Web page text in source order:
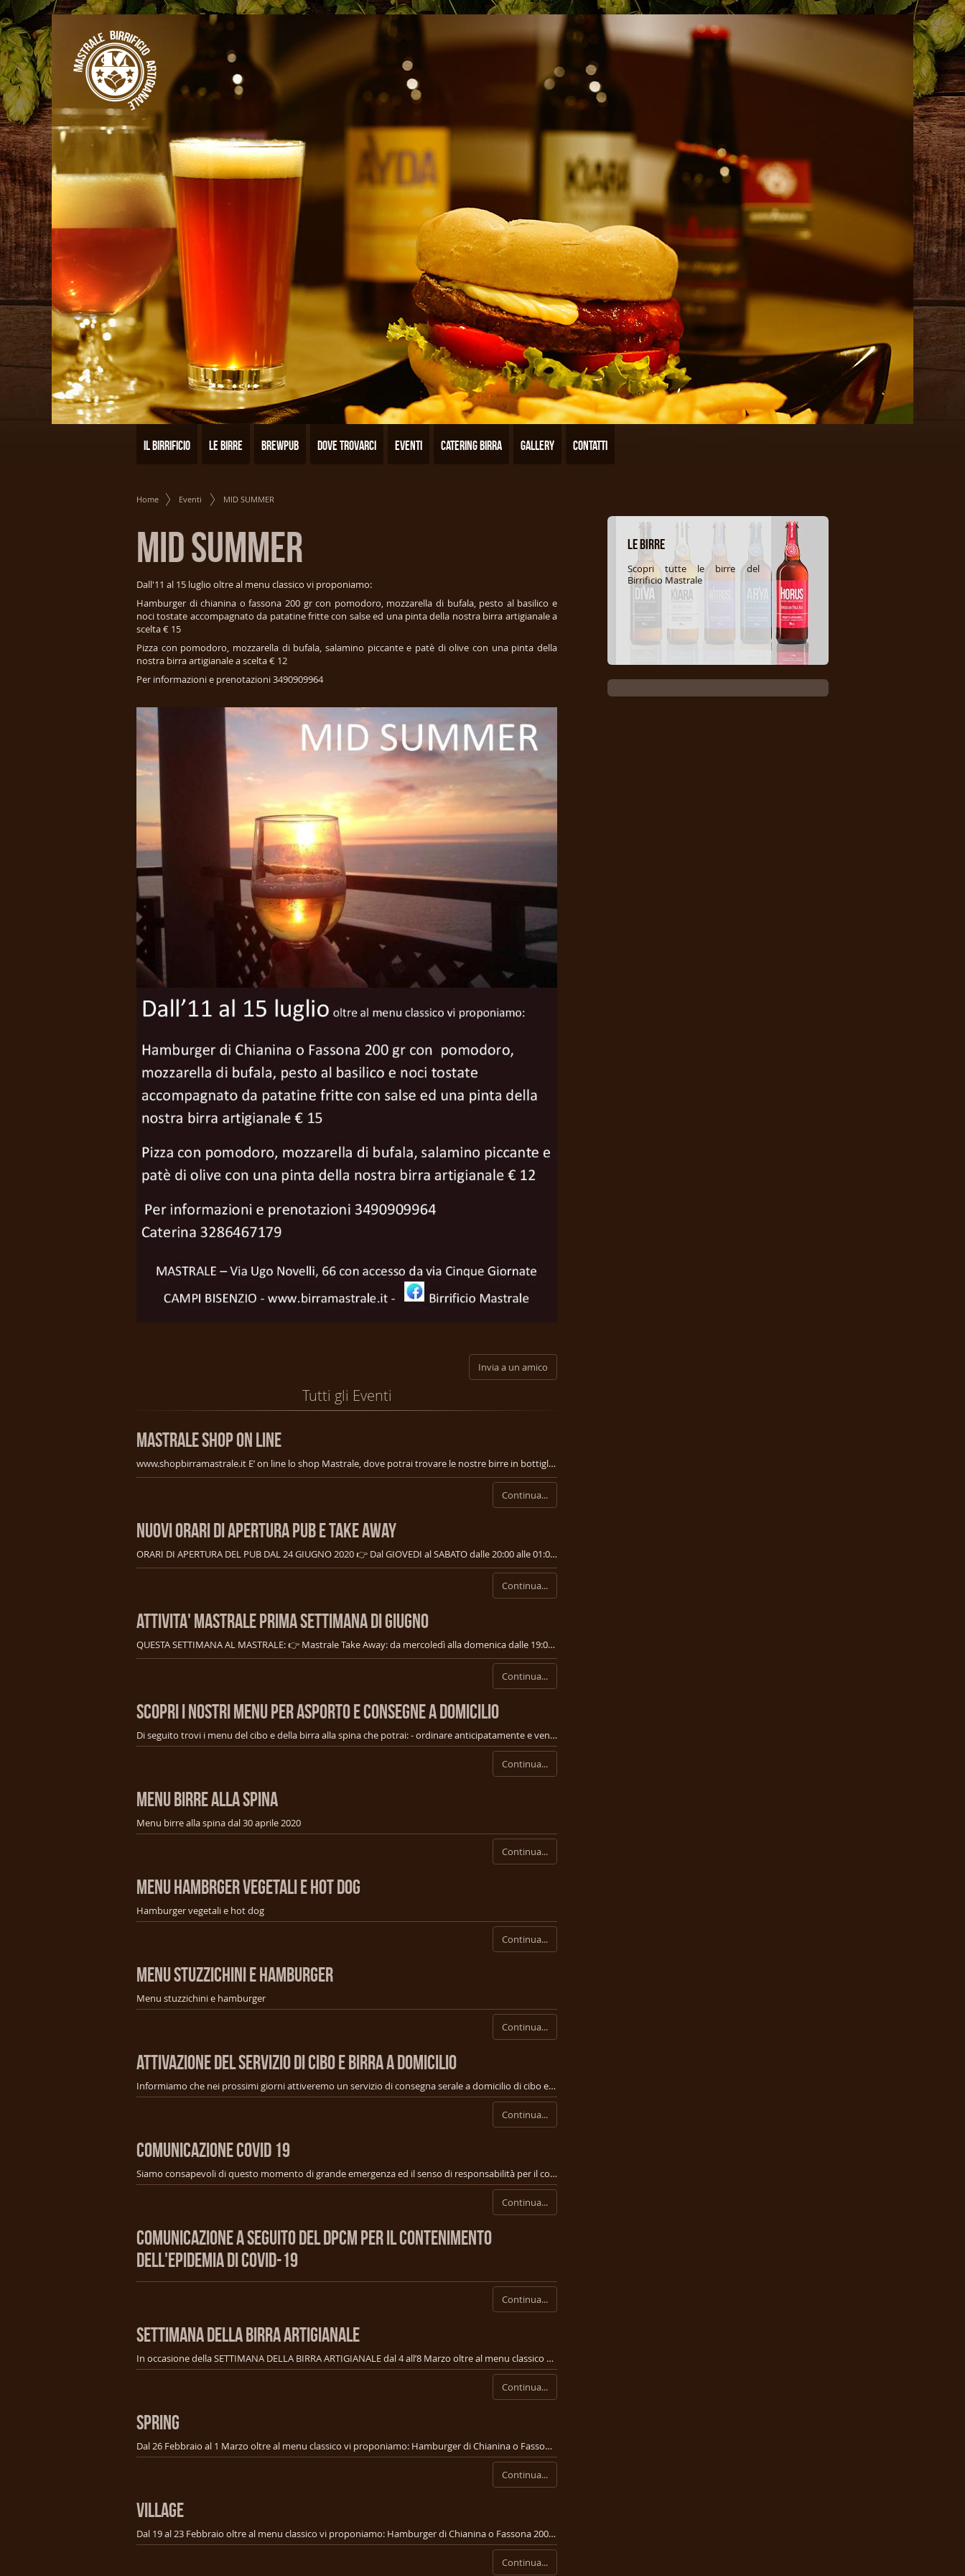
Il birrificio Le birre Brewpub Dove trovarci Eventi Catering Birra Gallery Contatti
Home Eventi MID SUMMER
MID SUMMER
Dall'11 al 15 luglio oltre al menu classico vi proponiamo:
Hamburger di chianina o fassona 200 gr con pomodoro, mozzarella di bufala, pesto al basilico e
noci tostate accompagnato da patatine fritte con salse ed una pinta della nostra birra artigianale a
scelta € 15
Pizza con pomodoro, mozzarella di bufala, salamino piccante e patè di olive con una pinta della
nostra birra artigianale a scelta € 12
Per informazioni e prenotazioni 3490909964
Invia a un amico
Tutti gli Eventi
MASTRALE SHOP ON LINE
www.shopbirramastrale.it E’ on line lo shop Mastrale, dove potrai trovare le nostre birre in bottiglia disponibili e poter usufruire delle relative offerte! 🍺🍺 👉Non ci sono minimi di acquisto, 👉imballo sicuro e gratuito, 👉puoi ordinare on line e venire a ritirare il tuo ordine al pub senza costi aggiuntivi.
Continua...
NUOVI ORARI DI APERTURA PUB E TAKE AWAY
ORARI DI APERTURA DEL PUB DAL 24 GIUGNO 2020 👉 Dal GIOVEDI al SABATO dalle 20:00 alle 01:00. DOMENICA chiuso Vi preghiamo di effettuare la prenotazione. 👉 Mastrale Take Away: da MERCOLEDI al SABATO dalle 19:00 alle 22:00 Ordina via 📞 349 0909964 oppure WhatsApp 349 0909964 oppure 📧 birra.mastrale@gmail.com e passa a ritirare 🚐 al Pub 👉 In alternativa via Deliveroo, ordina e aspetta la consegna a casa
Continua...
ATTIVITA' MASTRALE PRIMA SETTIMANA DI GIUGNO
QUESTA SETTIMANA AL MASTRALE: 👉 Mastrale Take Away: da mercoledì alla domenica dalle 19:00 alle 22:00 Ordina via 📞 349 0909964 oppure WhatsApp 349 0909964 oppure 📧 birra.mastrale@gmail.com e passa a ritirare 🚐 al Pub 👉 In alternativa via Deliveroo: https://deliveroo.it/…/camp…/mastrale-birrificio-artigianale ordina e aspetta la consegna a casa 👉 Mastrale Riapertura Pub: Venerdì 5 e sabato 6 apertura del pub dalle 20:00 alle 01:00.
Continua...
SCOPRI I NOSTRI MENU PER ASPORTO E CONSEGNE A DOMICILIO
Di seguito trovi i menu del cibo e della birra alla spina che potrai: - ordinare anticipatamente e venire a ritirare direttamente (solo una persona su appuntamento); - oredinare dalle ore 19:00 su https://deliveroo.it/it/menu/firenze/campi-bisenzio/mastrale-birrificio-artigianale Se la tua zona non è coperta da Deliveroo chiamaci con un po' di anticipo e potremo organizzare la consegna diretta. 3490909964
Continua...
MENU BIRRE ALLA SPINA
Menu birre alla spina dal 30 aprile 2020
Continua...
MENU HAMBRGER VEGETALI E HOT DOG
Hamburger vegetali e hot dog
Continua...
MENU STUZZICHINI E HAMBURGER
Menu stuzzichini e hamburger
Continua...
ATTIVAZIONE DEL SERVIZIO DI CIBO E BIRRA A DOMICILIO
Informiamo che nei prossimi giorni attiveremo un servizio di consegna serale a domicilio di cibo e birra spillata pochi minuti prima della consegna. Il servizio sarà affidato a deliveroo. Vi informeremo quanto prima sulla data di attivazione e sul menu a domicilio.
Continua...
COMUNICAZIONE COVID 19
Siamo consapevoli di questo momento di grande emergenza ed il senso di responsabilità per il contenimento del COVID 19 è tale che abbiamo ritenuto opportuno chiudere il pub, per la vostra e la nostra salute. Il momento è difficile, ma se contribuiremo tutti ad evitare il diffondersi della malattia ne usciremo prima. Siamo vicini a tutti i gestori dei locali che hanno saputo prendere questa saggia decisione.
Continua...
COMUNICAZIONE A SEGUITO DEL DPCM PER IL CONTENIMENTO
DELL'EPIDEMIA DI COVID-19
Continua...
SETTIMANA DELLA BIRRA ARTIGIANALE
In occasione della SETTIMANA DELLA BIRRA ARTIGIANALE dal 4 all’8 Marzo oltre al menu classico MASTRALE propone: MENU DEGUSTAZIONE - Flan di spinaci con fondutina di taleggio servito con focaccia artigianale; - Hamburger da 150 gr a scelta dal menu con pane artigianale accompagnato da patatine fritte con salse con degustazione di due calici di birra o una pinta a scelta € 16
Continua...
SPRING
Dal 26 Febbraio al 1 Marzo oltre al menu classico vi proponiamo: Hamburger di Chianina o Fassona 200 gr con insalata, crema di parmigiano, chips di melanzane e pomodorini dry accompagnato da patate fritte con salse ed una pinta della nostra birra artigianale a scelta € 16 Per informazioni e prenotazioni 3490909964 Caterina 3286467179
Continua...
VILLAGE
Dal 19 al 23 Febbraio oltre al menu classico vi proponiamo: Hamburger di Chianina o Fassona 200 gr con insalata, pomodoro, scamorza alla griglia, salsa al tartufo e speck croccante, accompagnato da patatine fritte con salse ed una pinta della nostra birra artigianale € 16 Per informazioni e prenotazioni 3490909964 Caterina 3286467179
Continua...
Le Birre
Scopri tutte le birre del
Birrificio Mastrale